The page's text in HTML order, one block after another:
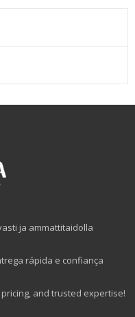
ja ammattitaidolla
rápida e confiança
and trusted expertise!